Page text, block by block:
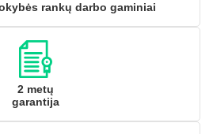
rankų darbo gaminiai
2 metų
garantija